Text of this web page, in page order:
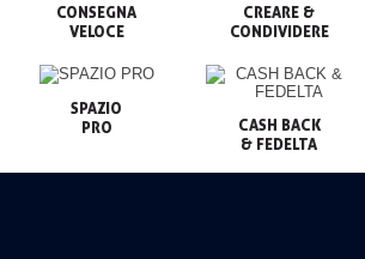
CONSEGNA
VELOCE
CREARE &
CONDIVIDERE
SPAZIO
PRO
CASH BACK
& FEDELTA